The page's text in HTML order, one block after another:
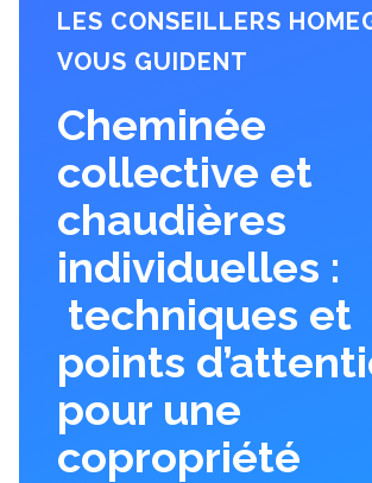
LES CONSEILLERS
VOUS GUIDENT
Cheminée
collective et
chaudières
individuelles :
techniques et
points
pour une
copropriété